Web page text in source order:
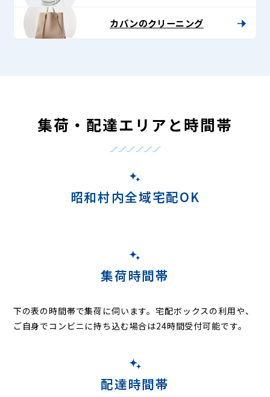
カバンのクリーニング
集荷・配達エリアと時間帯
昭和村内全域宅配OK
集荷時間帯
下の表の時間帯で集荷に伺います。宅配ボックスの利用や、
ご自身でコンビニに持ち込む場合は24時間受付可能です。
配達時間帯